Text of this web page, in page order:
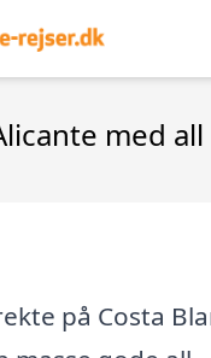
med
på Costa